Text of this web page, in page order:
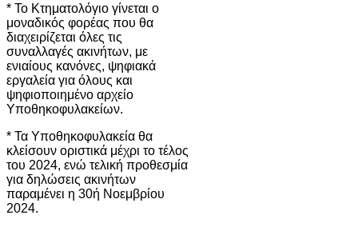
* Το Κτηματολόγιο γίνεται ο
μοναδικός φορέας που θα
διαχειρίζεται όλες τις
συναλλαγές ακινήτων, με
ενιαίους κανόνες, ψηφιακά
εργαλεία για όλους και
ψηφιοποιημένο αρχείο
Υποθηκοφυλακείων.
* Τα Υποθηκοφυλακεία θα
κλείσουν οριστικά μέχρι το τέλος
του 2024, ενώ τελική προθεσμία
για δηλώσεις ακινήτων
παραμένει η 30ή Νοεμβρίου
2024.